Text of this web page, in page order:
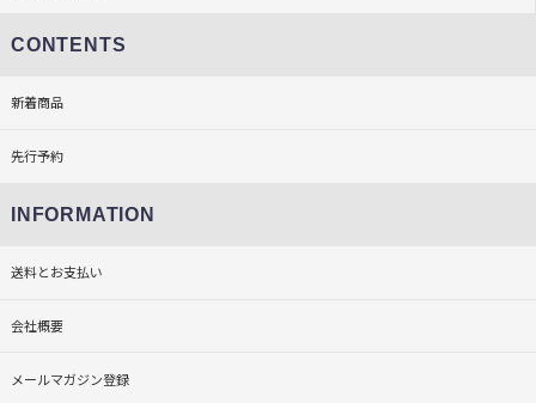
CONTENTS
新着商品
先行予約
INFORMATION
送料とお支払い
会社概要
メールマガジン登録